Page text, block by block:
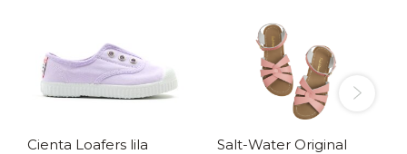
Cienta Loafers lila
Salt-Water Original